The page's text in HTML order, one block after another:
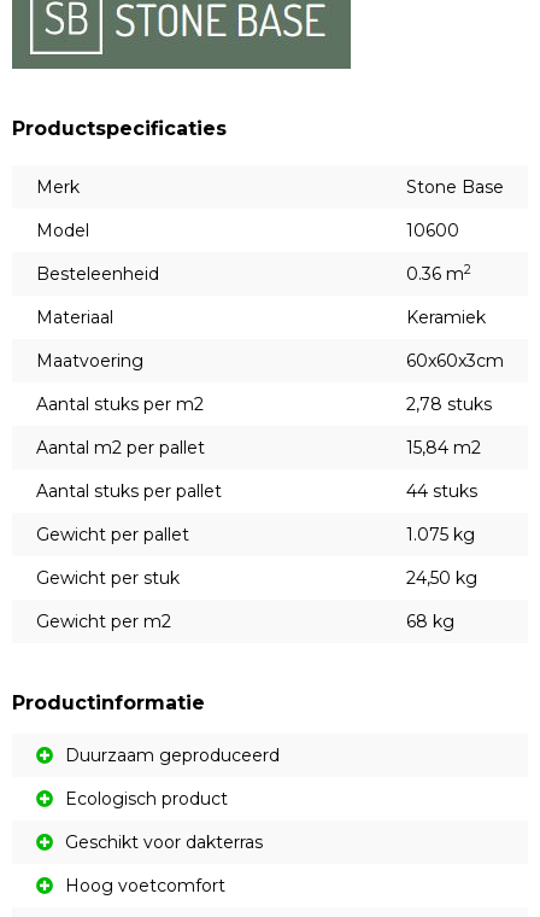
Productspecificaties
Merk
Stone Base
Model
10600
Besteleenheid
0.36 m2
Materiaal
Keramiek
Maatvoering
60x60x3cm
Aantal stuks per m2
2,78 stuks
Aantal m2 per pallet
15,84 m2
Aantal stuks per pallet
44 stuks
Gewicht per pallet
1.075 kg
Gewicht per stuk
24,50 kg
Gewicht per m2
68 kg
Productinformatie
Duurzaam geproduceerd
Ecologisch product
Geschikt voor dakterras
Hoog voetcomfort